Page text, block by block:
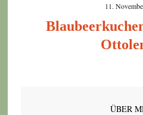
11.
ÜBER